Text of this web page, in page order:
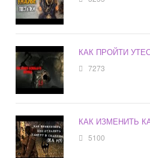
КАК ПРОЙТИ
7273
КАК ИЗМЕНИТЬ
5100